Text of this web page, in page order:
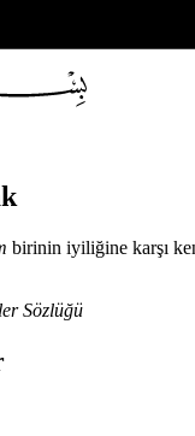
birinin iyiliğine karşı
Sözlüğü